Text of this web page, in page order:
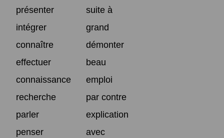
présenter
suite à
intégrer
grand
connaître
démonter
effectuer
beau
connaissance
emploi
recherche
par contre
parler
explication
penser
avec